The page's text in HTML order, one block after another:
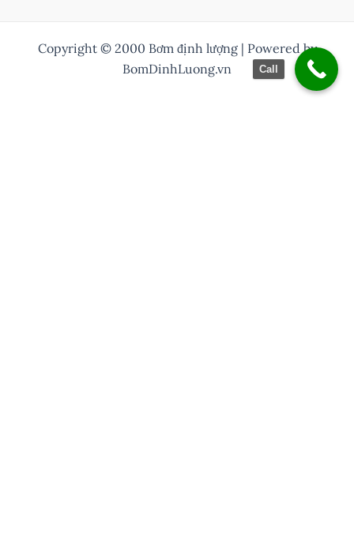
Copyright © 2000 Bơm định lượng | Powered by
BomDinhLuong.vn
Call